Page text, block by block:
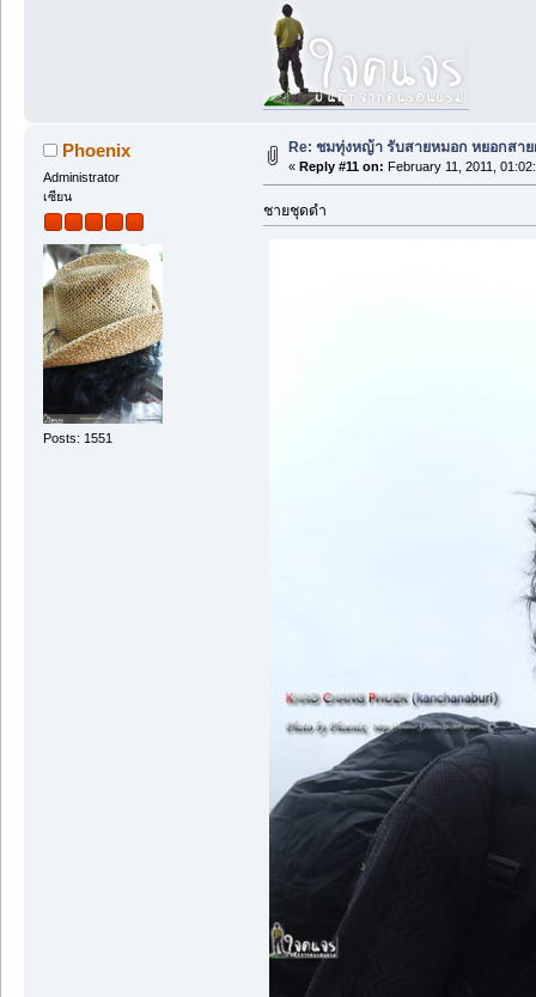
Phoenix
Administrator
เซียน
Posts: 1551
Re: ชมทุ่งหญ้า รับสายหมอก หยอกสาย
« Reply #11 on: February 11, 2011,
ชายชุดดำ